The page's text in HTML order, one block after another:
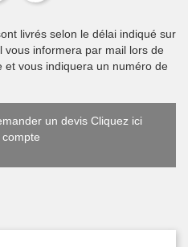
livrés selon le délai indiqué sur
vous informera par mail lors de
et vous indiquera un numéro de
un devis Cliquez ici